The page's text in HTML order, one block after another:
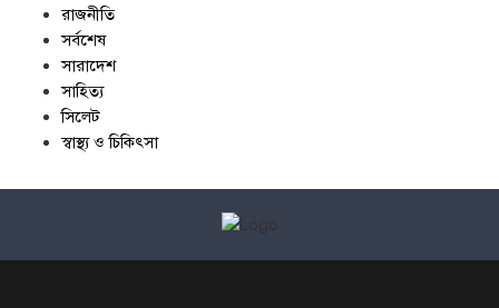
রাজনীতি
সর্বশেষ
সারাদেশ
সাহিত্য
সিলেট
স্বাস্থ্য ও চিকিৎসা